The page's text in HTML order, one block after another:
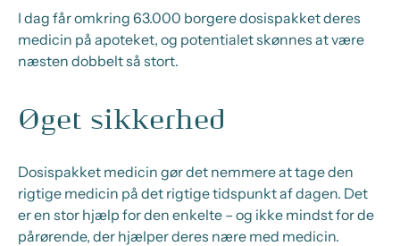
I dag får omkring 63.000 borgere dosispakket deres
medicin på apoteket, og potentialet skønnes at være
næsten dobbelt så stort.
Øget sikkerhed
Dosispakket medicin gør det nemmere at tage den
rigtige medicin på det rigtige tidspunkt af dagen. Det
er en stor hjælp for den enkelte – og ikke mindst for de
pårørende, der hjælper deres nære med medicin.